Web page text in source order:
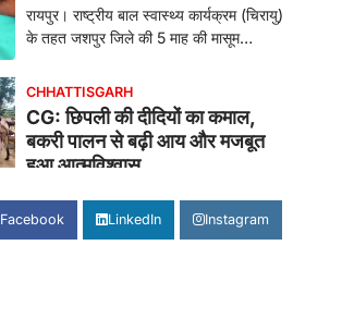
रायपुर। राष्ट्रीय बाल स्वास्थ्य कार्यक्रम (चिरायु)
के तहत जशपुर जिले की 5 माह की मासूम…
CHHATTISGARH
CG: छिपली की दीदियों का कमाल,
बकरी पालन से बढ़ी आय और मजबूत
हुआ आत्मविश्वास
More Khabar August 7, 2026
रायपुर। ग्रामीण महिलाओं को आर्थिक रूप से
Facebook LinkedIn Instagram